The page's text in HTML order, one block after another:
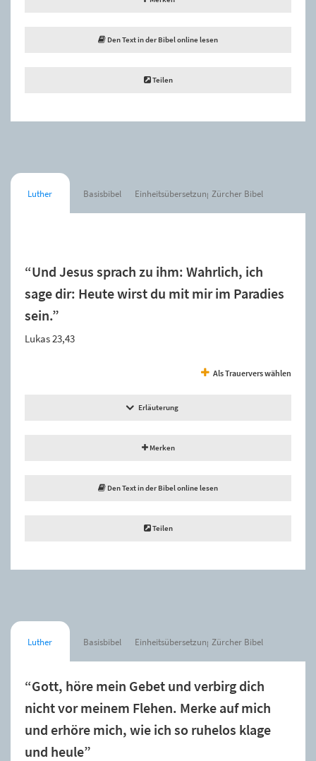
Den Text in der Bibel online lesen
Teilen
Luther Basisbibel Einheitsübersetzung Zürcher Bibel
“Und Jesus sprach zu ihm: Wahrlich, ich
sage dir: Heute wirst du mit mir im Paradies
sein.”
Lukas 23,43
Als Trauervers wählen
Erläuterung
Merken
Den Text in der Bibel online lesen
Teilen
Luther Basisbibel Einheitsübersetzung Zürcher Bibel
“Gott, höre mein Gebet und verbirg dich
nicht vor meinem Flehen. Merke auf mich
und erhöre mich, wie ich so ruhelos klage
und heule”